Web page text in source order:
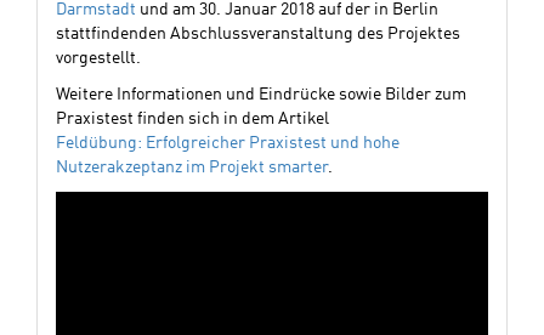
Darmstadt und am 30. Januar 2018 auf der in Berlin
stattfindenden Abschlussveranstaltung des Projektes
vorgestellt.
Weitere Informationen und Eindrücke sowie Bilder zum
Praxistest finden sich in dem Artikel
Feldübung: Erfolgreicher Praxistest und hohe
Nutzerakzeptanz im Projekt smarter.